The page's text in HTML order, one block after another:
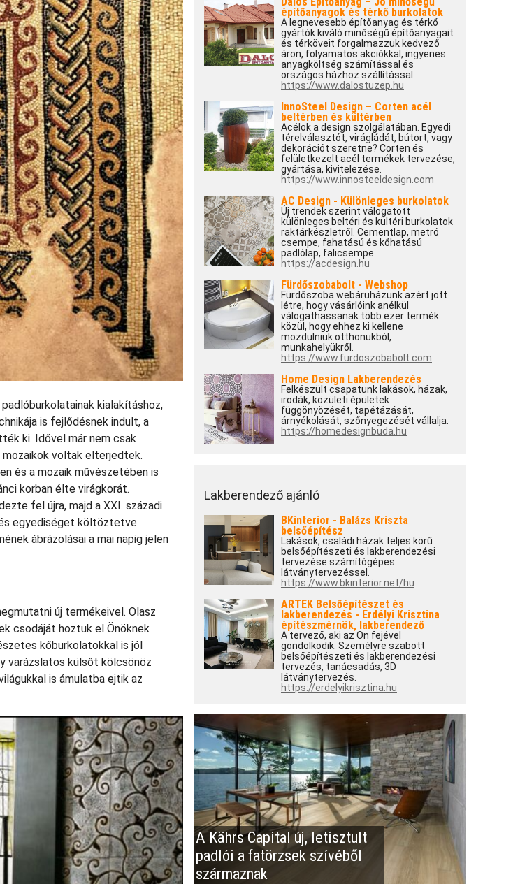
kialakításhoz,
is fejlődésnek indult, a
ki. Idővel már nem csak
mozaikok voltak elterjedtek.
és a mozaik művészetében is
korban élte virágkorát.
fel újra, majd a XXI. századi
egyediséget költöztetve
ábrázolásai a mai napig jelen
új termékeivel. Olasz
csodáját hoztuk el Önöknek
kőburkolatokkal is jól
varázslatos külsőt kölcsönöz
is ámulatba ejtik az
építőanyagok és térkő burkolatok
A legnevesebb építőanyag és térkő
gyártók kiváló minőségű építőanyagait
és térköveit forgalmazzuk kedvező
áron, folyamatos akciókkal, ingyenes
anyagköltség számítással és
országos házhoz szállítással.
https://www.dalostuzep.hu
InnoSteel Design – Corten acél
beltérben és kültérben
Acélok a design szolgálatában. Egyedi
térelválasztót, virágládát, bútort, vagy
dekorációt szeretne? Corten és
felületkezelt acél termékek tervezése,
gyártása, kivitelezése.
https://www.innosteeldesign.com
AC Design - Különleges burkolatok
Új trendek szerint válogatott
különleges beltéri és kültéri burkolatok
raktárkészletről. Cementlap, metró
csempe, fahatású és kőhatású
padlólap, falicsempe.
https://acdesign.hu
Fürdőszobabolt - Webshop
Fürdőszoba webáruházunk azért jött
létre, hogy vásárlóink anélkül
válogathassanak több ezer termék
közül, hogy ehhez ki kellene
mozdulniuk otthonukból,
munkahelyükről.
https://www.furdoszobabolt.com
Home Design Lakberendezés
Felkészült csapatunk lakások, házak,
irodák, közületi épületek
függönyözését, tapétázását,
árnyékolását, szőnyegezését vállalja.
https://homedesignbuda.hu
Lakberendező ajánló
BKinterior - Balázs Kriszta
belsőépítész
Lakások, családi házak teljes körű
belsőépítészeti és lakberendezési
tervezése számítógépes
látványtervezéssel.
https://www.bkinterior.net/hu
ARTEK Belsőépítészet és
lakberendezés - Erdélyi Krisztina
építészmérnök, lakberendező
A tervező, aki az Ön fejével
gondolkodik. Személyre szabott
belsőépítészeti és lakberendezési
tervezés, tanácsadás, 3D
látványtervezés.
https://erdelyikrisztina.hu
A Kährs Capital új, letisztult
padlói a fatörzsek szívéből
származnak